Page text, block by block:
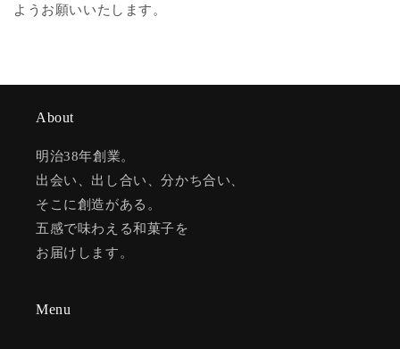
ようお願いいたします。
About
明治38年創業。
出会い、出し合い、分かち合い、
そこに創造がある。
五感で味わえる和菓子を
お届けします。
Menu